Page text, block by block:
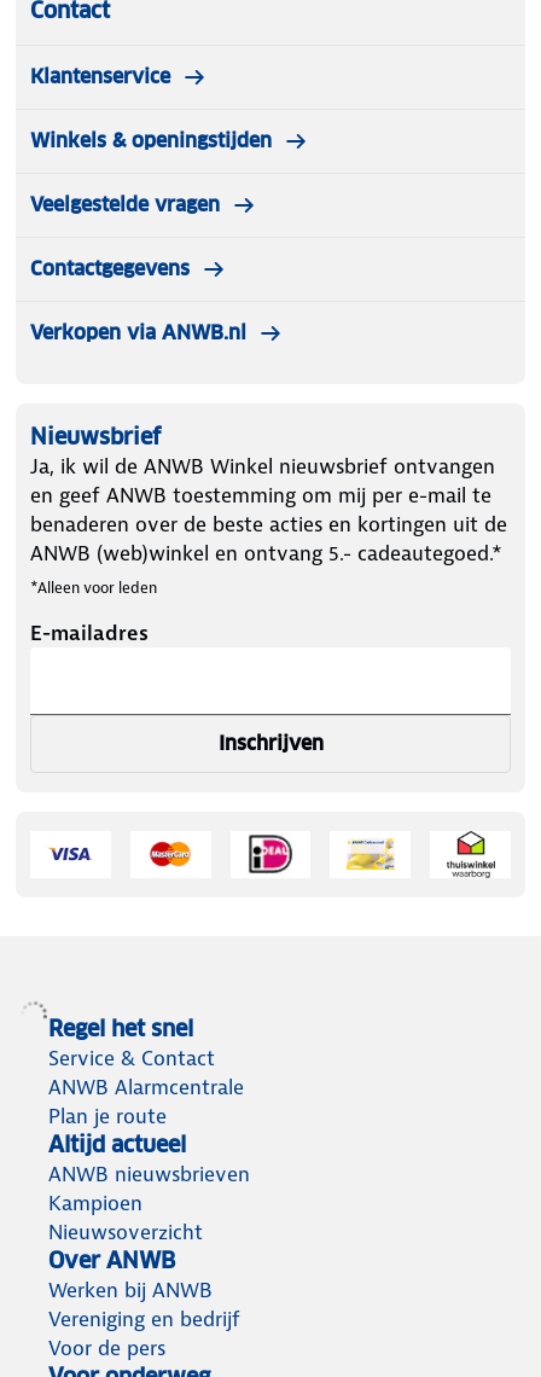
Contact
Klantenservice
Winkels & openingstijden
Veelgestelde vragen
Contactgegevens
Verkopen via ANWB.nl
Nieuwsbrief
Ja, ik wil de ANWB Winkel nieuwsbrief ontvangen
en geef ANWB toestemming om mij per e-mail te
benaderen over de beste acties en kortingen uit de
ANWB (web)winkel en ontvang 5.- cadeautegoed.*
*Alleen voor leden
E-mailadres
Inschrijven
Regel het snel
Service & Contact
ANWB Alarmcentrale
Plan je route
Altijd actueel
ANWB nieuwsbrieven
Kampioen
Nieuwsoverzicht
Over ANWB
Werken bij ANWB
Vereniging en bedrijf
Voor de pers